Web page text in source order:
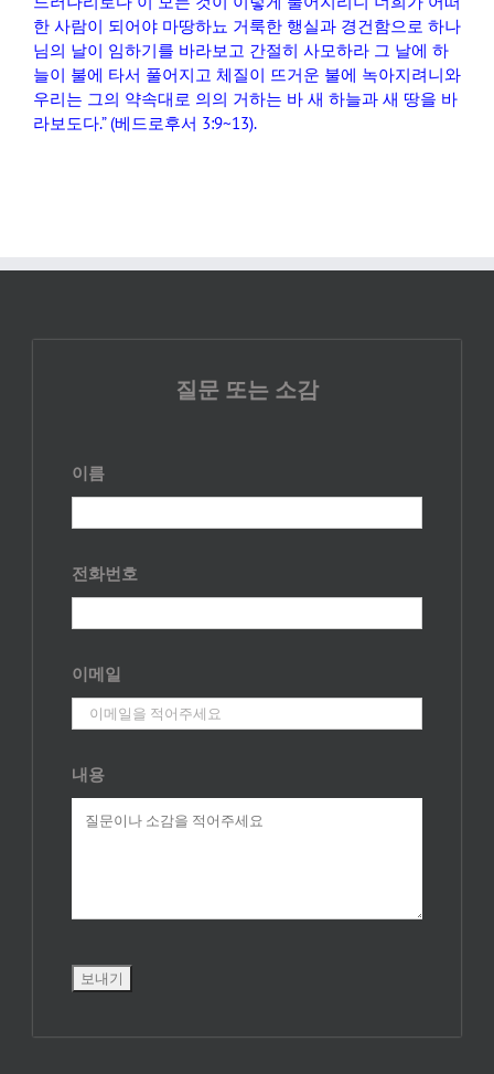
한 사람이 되어야 마땅하뇨 거룩한 행실과 경건함으로 하나
님의 날이 임하기를 바라보고 간절히 사모하라 그 날에 하
늘이 불에 타서 풀어지고 체질이 뜨거운 불에 녹아지려니와
우리는 그의 약속대로 의의 거하는 바 새 하늘과 새 땅을 바
라보도다.” (베드로후서 3:9~13).
질문 또는 소감
이름
전화번호
이메일
내용